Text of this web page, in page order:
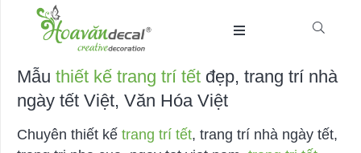
Mẫu thiết kế trang trí tết đẹp, trang trí nhà
ngày tết Việt, Văn Hóa Việt
Chuyên thiết kế trang trí tết, trang trí nhà ngày tết,